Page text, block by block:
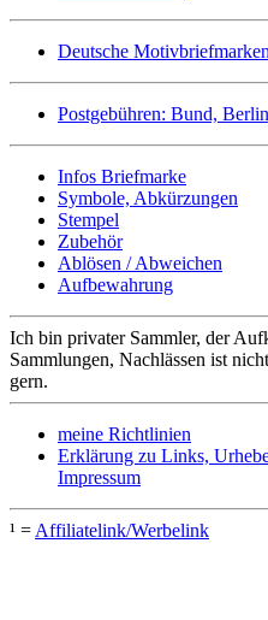
Deutsche Motivbriefmarken
Postgebühren: Bund,
Infos Briefmarke
Symbole, Abkürzungen
Stempel
Zubehör
Ablösen / Abweichen
Aufbewahrung
Ich bin privater Sammler, der
Sammlungen, Nachlässen ist
gern.
meine Richtlinien
Erklärung zu Links,
Impressum
¹ = Affiliatelink/Werbelink